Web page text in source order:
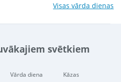
Visas vārda dienas
svētkiem
Vārda diena Kāzas